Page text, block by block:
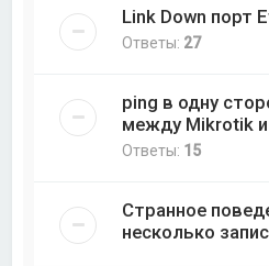
Link Down порт
Ответы: 27
ping в одну
между Mikrotik и
Ответы: 15
Странное
несколько